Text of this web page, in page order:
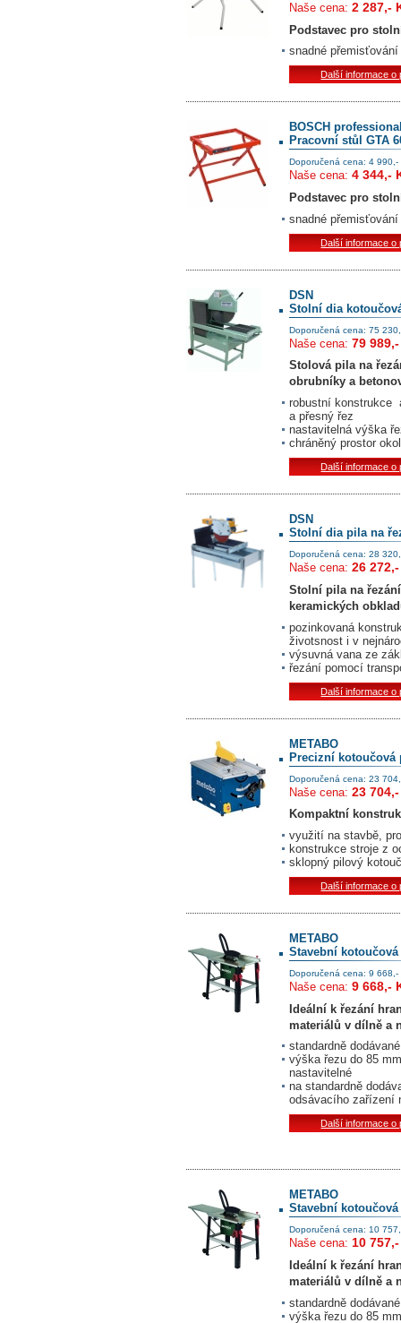
Naše cena: 2 287,-
Podstavec pro
snadné
Další informace o
BOSCH
Pracovní stůl GTA
Doporučená cena: 4 990,-
Naše cena: 4 344,-
Podstavec pro
snadné
Další informace o
DSN
Stolní dia
Doporučená cena: 75
Naše cena: 79
Stolová pila na
obrubníky a
robustní konstrukce
a přesný řez
nastavitelná výška
chráněný prostor
Další informace o
DSN
Stolní dia pila na
Doporučená cena: 28
Naše cena: 26
Stolní pila na
keramických
pozinkovaná
životsnost i v
výsuvná vana ze
řezání pomocí
Další informace o
METABO
Precizní kotoučová
Doporučená cena: 23
Naše cena: 23
Kompaktní
využití na stavbě,
konstrukce stroje z
sklopný pilový kotouč
Další informace o
METABO
Stavební kotoučová
Doporučená cena: 9 668,-
Naše cena: 9 668,-
Ideální k řezání
materiálů v dílně a
standardně
výška řezu do 85
nastavitelné
na standardně
odsávacího zařízení
Další informace o
METABO
Stavební kotoučová
Doporučená cena: 10
Naše cena: 10
Ideální k řezání
materiálů v dílně a
standardně
výška řezu do 85